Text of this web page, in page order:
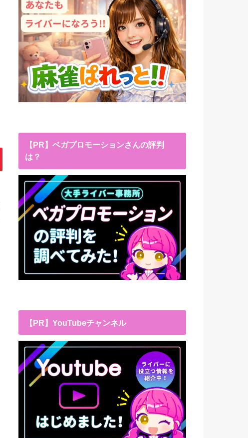
【PR】ベガプロモーションさんの評判
は？
【PR】YouTubeチャンネル